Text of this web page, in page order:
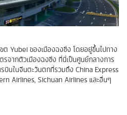
ต Yubei ของเมืองฉงชิ่ง โดยอยู่ขึ้นไปทาง
รจากตัวเมืองฉงชิ่ง ที่นี่เป็นศูนย์กลางการ
บินในจีนตะวันตกที่รวมถึง China Express
Airlines, Sichuan Airlines และอื่นๆ